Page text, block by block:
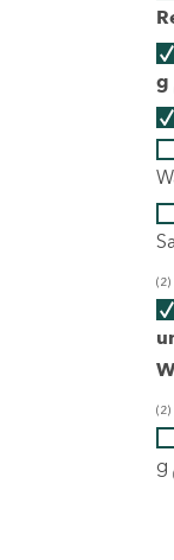
g
(2)
(2)
g